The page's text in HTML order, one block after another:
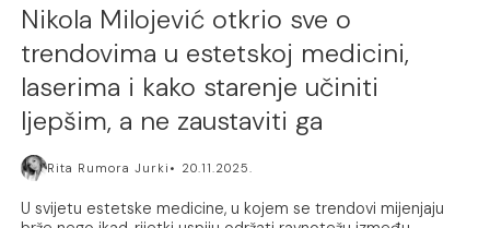
Nikola Milojević otkrio sve o
trendovima u estetskoj medicini,
laserima i kako starenje učiniti
ljepšim, a ne zaustaviti ga
Rita Rumora Jurki 20.11.2025.
U svijetu estetske medicine, u kojem se trendovi mijenjaju